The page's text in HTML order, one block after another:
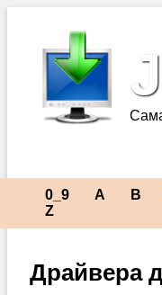
0_9 A B
Z
Драйвера